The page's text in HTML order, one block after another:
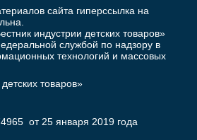
сайта гиперссылка на
индустрии детских товаров»
службой по надзору в
технологий и массовых
товаров»
от 25 января 2019 года